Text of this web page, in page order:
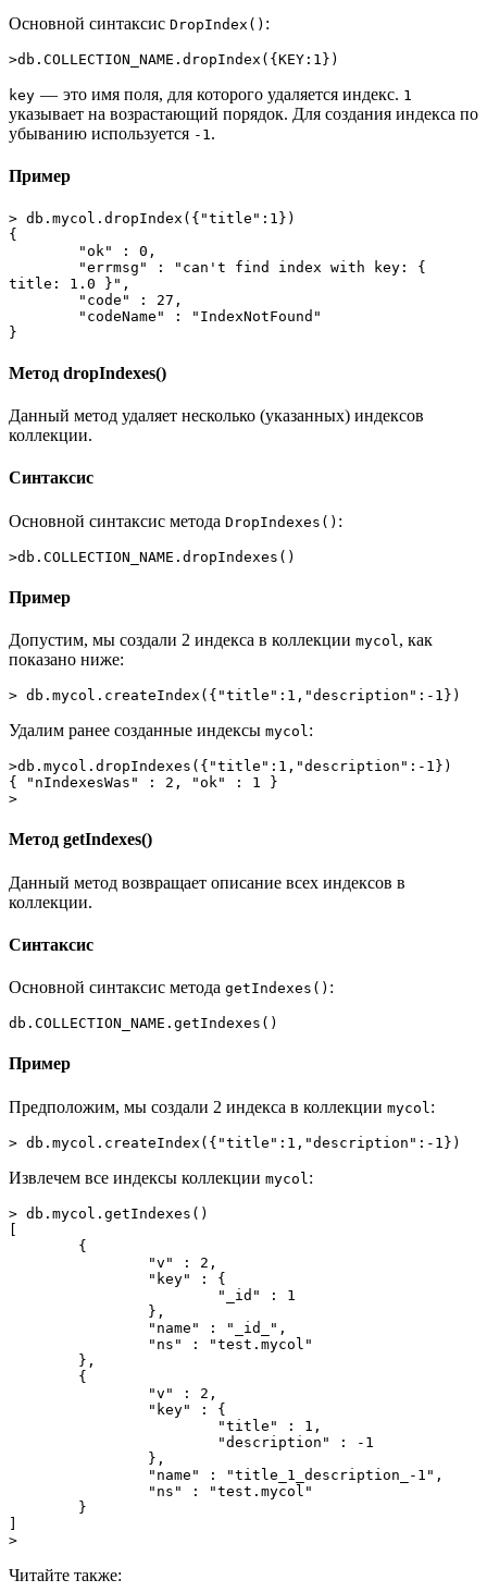
Основной синтаксис DropIndex() :
>db.COLLECTION_NAME.dropIndex({KEY:1})
key — это имя поля, для которого удаляется индекс. 1
указывает на возрастающий порядок. Для создания индекса по
убыванию используется -1 .
Пример
> db.mycol.dropIndex({"title":1})
{
	"ok" : 0,
title: 1.0 }",
	"code" : 27,
	"codeName" : "IndexNotFound"
}
Метод dropIndexes()
Данный метод удаляет несколько (указанных) индексов
коллекции.
Синтаксис
Основной синтаксис метода DropIndexes() :
>db.COLLECTION_NAME.dropIndexes()
Пример
Допустим, мы создали 2 индекса в коллекции mycol, как
показано ниже:
> db.mycol.createIndex({"title":1,"description":-1})
Удалим ранее созданные индексы mycol:
>db.mycol.dropIndexes({"title":1,"description":-1})
{ "nIndexesWas" : 2, "ok" : 1 }
>
Метод getIndexes()
Данный метод возвращает описание всех индексов в
коллекции.
Синтаксис
Основной синтаксис метода getIndexes() :
db.COLLECTION_NAME.getIndexes()
Пример
Предположим, мы создали 2 индекса в коллекции mycol :
> db.mycol.createIndex({"title":1,"description":-1})
Извлечем все индексы коллекции mycol :
> db.mycol.getIndexes()
[
	{
		"v" : 2,
		"key" : {
			"_id" : 1
		},
		"name" : "_id_",
		"ns" : "test.mycol"
	},
	{
		"v" : 2,
		"key" : {
			"title" : 1,
			"description" : -1
		},
		"name" : "title_1_description_-1",
		"ns" : "test.mycol"
	}
]
>
Читайте также: